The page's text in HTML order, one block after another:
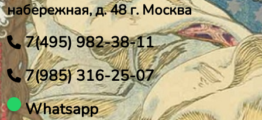
набережная, д. 48 г. Москва
7(495) 982-38-11
7(985) 316-25-07
Whatsapp